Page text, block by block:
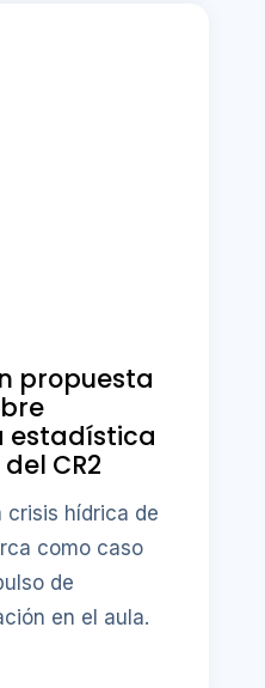
propuesta
estadística
CR2
crisis hídrica de
como caso
de
en el aula.